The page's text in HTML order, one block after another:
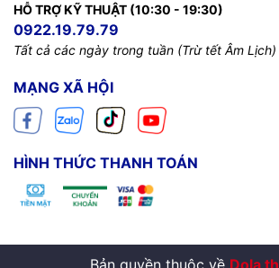
HỖ TRỢ KỸ THUẬT (10:30 - 19:30)
0922.19.79.79
Tất cả các ngày trong tuần (Trừ tết Âm Lịch)
MẠNG XÃ HỘI
HÌNH THỨC THANH TOÁN
Bản quyền thuộc về Dola